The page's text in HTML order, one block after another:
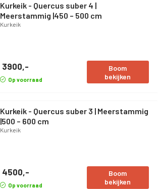
Kurkeik - Quercus suber 4 |
Meerstammig |450 – 500 cm
Kurkeik
3900,-
Op voorraad
Boom
bekijken
Kurkeik - Quercus suber 3 | Meerstammig
|500 – 600 cm
Kurkeik
4500,-
Op voorraad
Boom
bekijken